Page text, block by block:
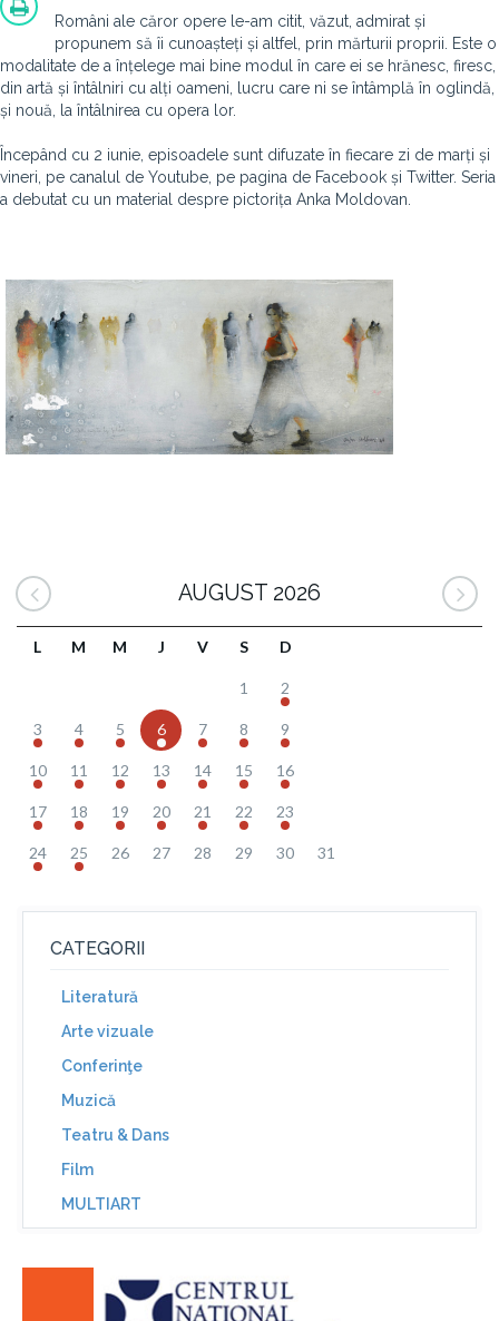
Români ale căror opere le-am citit, văzut, admirat și
propunem să îi cunoașteți și altfel, prin mărturii proprii. Este o
modalitate de a înțelege mai bine modul în care ei se hrănesc, firesc,
din artă și întâlniri cu alți oameni, lucru care ni se întâmplă în oglindă,
și nouă, la întâlnirea cu opera lor.
Începând cu 2 iunie, episoadele sunt difuzate în fiecare zi de marți și
vineri, pe canalul de Youtube, pe pagina de Facebook și Twitter. Seria
a debutat cu un material despre pictorița Anka Moldovan.
AUGUST 2026
L M M J V S D
1 2
3 4 5 6 7 8 9
10 11 12 13 14 15 16
17 18 19 20 21 22 23
24 25 26 27 28 29 30 31
CATEGORII
Literatură
Arte vizuale
Conferinţe
Muzică
Teatru & Dans
Film
MULTIART